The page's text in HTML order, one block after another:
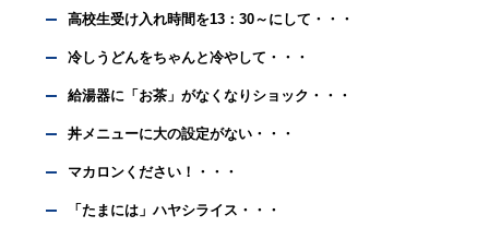
高校生受け入れ時間を13：30～にして・・・
冷しうどんをちゃんと冷やして・・・
給湯器に「お茶」がなくなりショック・・・
丼メニューに大の設定がない・・・
マカロンください！・・・
「たまには」ハヤシライス・・・